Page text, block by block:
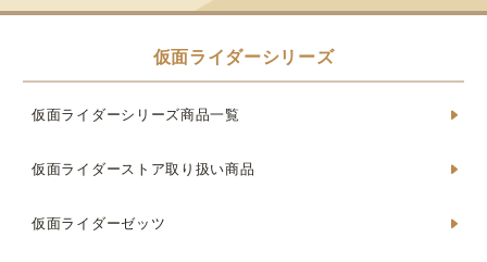
仮面ライダーシリーズ
仮面ライダーシリーズ商品一覧
仮面ライダーストア取り扱い商品
仮面ライダーゼッツ